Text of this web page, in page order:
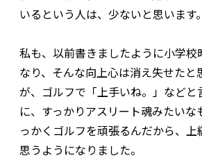
いるという人は、少ないと思います。
私も、以前書きましたように小学校
なり、そんな向上心は消え失せたと
が、ゴルフで「上手いね。」などと
に、すっかりアスリート魂みたいな
っかくゴルフを頑張るんだから、上
思うようになりました。